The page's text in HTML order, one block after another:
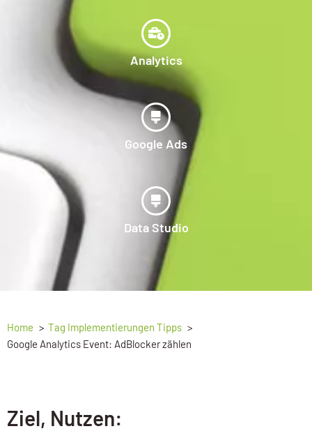
Analytics
Google Ads
Data Studio
Home
Tag Implementierungen Tipps
Google Analytics Event: AdBlocker zählen
Ziel, Nutzen: